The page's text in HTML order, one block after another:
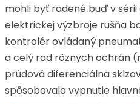
mohli byť radené buď v
elektrickej výzbroje rušňa
kontrolér ovládaný
a celý rad rôznych ochrán
prúdová diferenciálna
spôsobovalo vypnutie